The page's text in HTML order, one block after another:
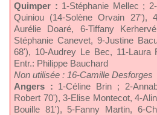
Quimper : 1-Stéphanie Mellec ;
Quiniou (14-Solène Orvain 27'),
Aurélie Doaré, 6-Tiffany
Stéphanie Canevet, 9-Justine
68'), 10-Audrey Le Bec, 11-Laura
Entr.: Philippe Bauchard
Non utilisée : 16-Camille Desforges
Angers : 1-Céline Brin ; 2-
Robert 70'), 3-Elise Montecot, 4-
Bouille 81'), 5-Fanny Martin, 6-